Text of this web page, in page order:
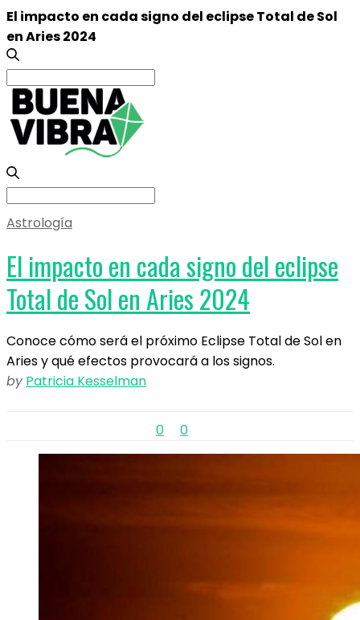
El impacto en cada signo del eclipse Total de Sol
en Aries 2024
Search
for:
Search
Astrología
El impacto en cada signo del eclipse
Total de Sol en Aries 2024
Conoce cómo será el próximo Eclipse Total de Sol en
Aries y qué efectos provocará a los signos.
by Patricia Kesselman
0 0